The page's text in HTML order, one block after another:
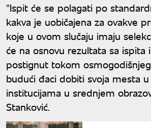
"Ispit će se polagati po
kakva je uobičajena za ovakve
koje u ovom slučaju imaju
će na osnovu rezultata sa ispita
postignut tokom
budući đaci dobiti svoja mesta
institucijama u srednjem
Stanković.